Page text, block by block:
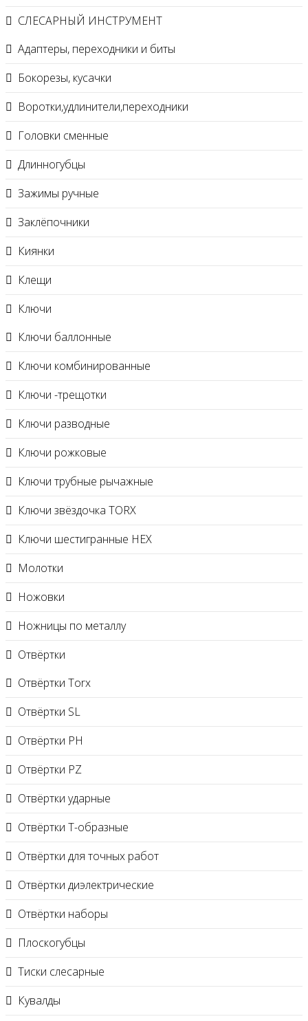
СЛЕСАРНЫЙ ИНСТРУМЕНТ
Адаптеры, переходники и биты
Бокорезы, кусачки
Воротки,удлинители,переходники
Головки сменные
Длинногубцы
Зажимы ручные
Заклёпочники
Киянки
Клещи
Ключи
Ключи баллонные
Ключи комбинированные
Ключи -трещотки
Ключи разводные
Ключи рожковые
Ключи трубные рычажные
Ключи звёздочка TORX
Ключи шестигранные HEX
Молотки
Ножовки
Ножницы по металлу
Отвёртки
Отвёртки Torx
Отвёртки SL
Отвёртки PH
Отвёртки PZ
Отвёртки ударные
Отвёртки Т-образные
Отвёртки для точных работ
Отвёртки диэлектрические
Отвёртки наборы
Плоскогубцы
Тиски слесарные
Кувалды